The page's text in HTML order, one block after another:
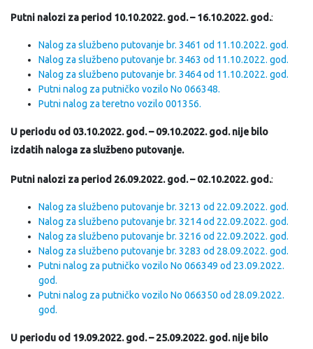
Putni nalozi za period 10.10.2022. god. – 16.10.2022. god.:
Nalog za službeno putovanje br. 3461 od 11.10.2022. god.
Nalog za službeno putovanje br. 3463 od 11.10.2022. god.
Nalog za službeno putovanje br. 3464 od 11.10.2022. god.
Putni nalog za putničko vozilo No 066348.
Putni nalog za teretno vozilo 001356.
U periodu od 03.10.2022. god. – 09.10.2022. god. nije bilo
izdatih naloga za službeno putovanje.
Putni nalozi za period 26.09.2022. god. – 02.10.2022. god.:
Nalog za službeno putovanje br. 3213 od 22.09.2022. god.
Nalog za službeno putovanje br. 3214 od 22.09.2022. god.
Nalog za službeno putovanje br. 3216 od 22.09.2022. god.
Nalog za službeno putovanje br. 3283 od 28.09.2022. god.
Putni nalog za putničko vozilo No 066349 od 23.09.2022.
god.
Putni nalog za putničko vozilo No 066350 od 28.09.2022.
god.
U periodu od 19.09.2022. god. – 25.09.2022. god. nije bilo